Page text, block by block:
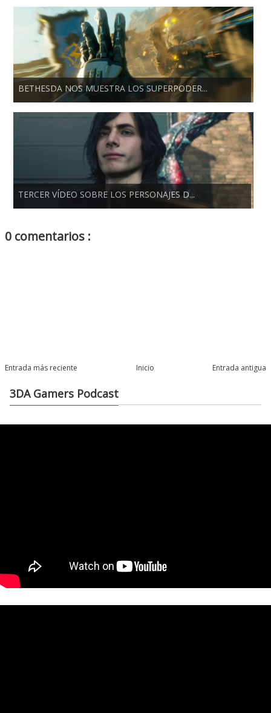
BETHESDA NOS MUESTRA LOS SUPERPODER...
TERCER VÍDEO SOBRE LOS PERSONAJES D...
0 comentarios :
Entrada más reciente Entrada antigua
Inicio
3DA Gamers Podcast